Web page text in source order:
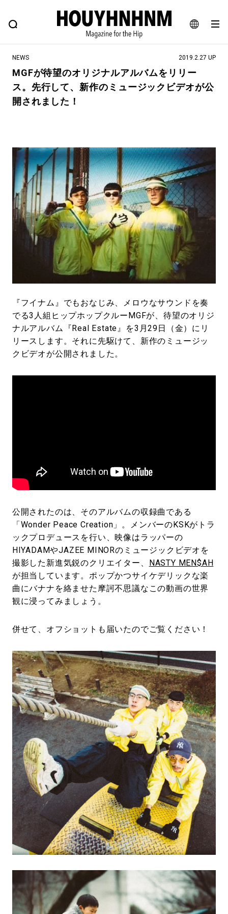
JA
EN
FEATURE BLOG SNAP
ヒップなファッション、カルチャー、ライフスタイルWEBマガジン
#注目のタグ
#NEW VINTAGE #マイナーグッド図鑑
#路地裏てぃーん。 #MONTHLY JOURNAL
#GH 銘品の所以 #フイナムのYouTube
#Commune H #FOCUS IT #AH.H
#ととけん #FASHION #MUSIC #MOVIE
#LIFESTYLE #SNEAKER #OUTDOOR
#SPORTS #HANDSOME HANDBOOK
NEWS 2019.2.27 UP
MGFが待望のオリジナルアルバムをリリー
ス。先行して、新作のミュージックビデオが公
開されました！
『フイナム』でもおなじみ、メロウなサウンドを奏
でる3人組ヒップホップクルーMGFが、待望のオリジ
ナルアルバム『Real Estate』を3月29日（金）にリ
リースします。それに先駆けて、新作のミュージッ
クビデオが公開されました。
公開されたのは、そのアルバムの収録曲である
「Wonder Peace Creation」。メンバーのKSKがトラ
ックプロデュースを行い、映像はラッパーの
HIYADAMやJAZEE MINORのミュージックビデオを
撮影した新進気鋭のクリエイター、 NASTY MEN$AH
が担当しています。ポップかつサイケデリックな楽
曲にバナナを絡ませた摩訶不思議なこの動画の世界
観に浸ってみましょう。
併せて、オフショットも届いたのでご覧ください！